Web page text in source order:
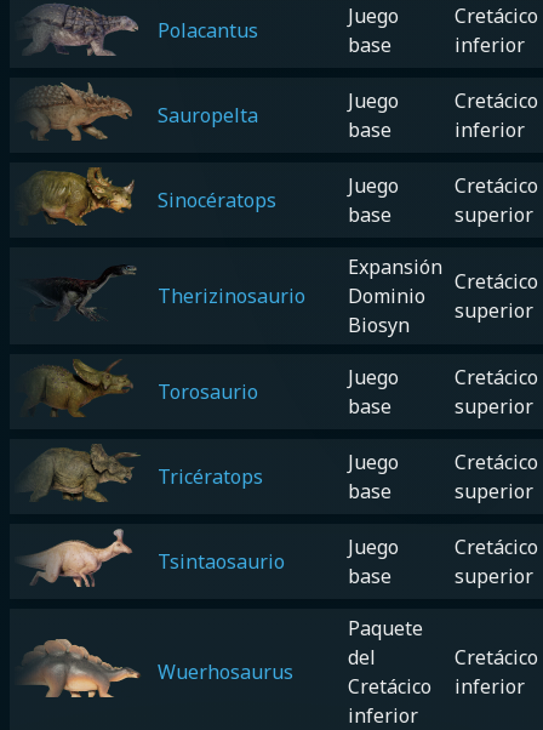
Polacantus
Juego
base
Cretácico
inferior
Sauropelta
Juego
base
Cretácico
inferior
Sinocératops
Juego
base
Cretácico
superior
Therizinosaurio
Expansión
Dominio
Biosyn
Cretácico
superior
Torosaurio
Juego
base
Cretácico
superior
Tricératops
Juego
base
Cretácico
superior
Tsintaosaurio
Juego
base
Cretácico
superior
Wuerhosaurus
Paquete
del
Cretácico
inferior
Cretácico
inferior